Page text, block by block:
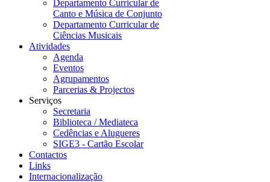
Departamento Curricular de
Canto e Música de Conjunto
Departamento Curricular de
Ciências Musicais
Atividades
Agenda
Eventos
Agrupamentos
Parcerias & Projectos
Serviços
Secretaria
Biblioteca / Mediateca
Cedências e Alugueres
SIGE3 - Cartão Escolar
Contactos
Links
Internacionalização